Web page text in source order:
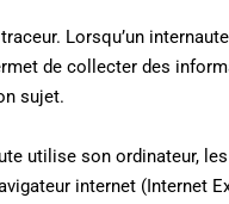
Lorsqu’un
de collecter des
sujet.
utilise son ordinateur,
internet (Internet